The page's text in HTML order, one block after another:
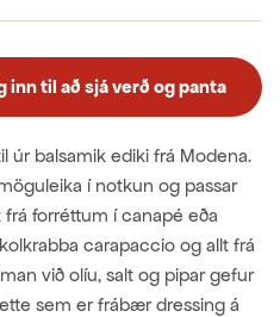
inn til að sjá verð og panta
úr balsamik ediki frá Modena.
í notkun og passar
forréttum í canapé eða
carapaccio og allt frá
við olíu, salt og pipar gefur
sem er frábær dressing á